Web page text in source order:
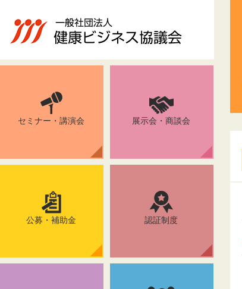
セミナー・講演会 展示会・商談会
公募・補助金 認証制度